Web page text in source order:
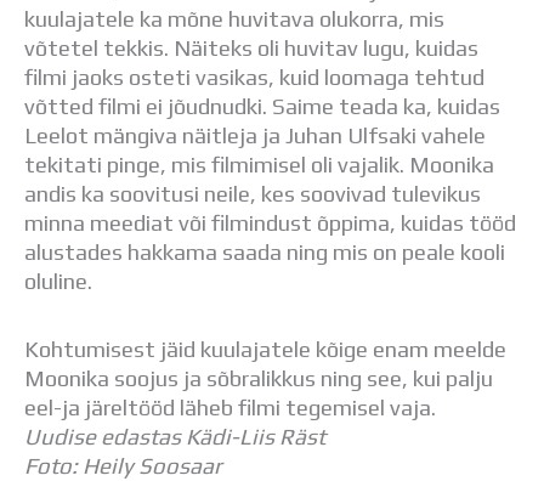
Õppekava
Ainepassid
Huviringid
Õpilastööd (UPT)
Distantsõpe
Kodukord
Projektid
ÜLDINFO
Sisseastumine
Uudised
Lapsevanemale
Vilistlastele
Toitlustamine
Virtuaaltuur
kuulajatele ka mõne huvitava olukorra, mis
võtetel tekkis. Näiteks oli huvitav lugu, kuidas
filmi jaoks osteti vasikas, kuid loomaga tehtud
võtted filmi ei jõudnudki. Saime teada ka, kuidas
Leelot mängiva näitleja ja Juhan Ulfsaki vahele
tekitati pinge, mis filmimisel oli vajalik. Moonika
andis ka soovitusi neile, kes soovivad tulevikus
minna meediat või filmindust õppima, kuidas tööd
alustades hakkama saada ning mis on peale kooli
oluline.
Kohtumisest jäid kuulajatele kõige enam meelde
Moonika soojus ja sõbralikkus ning see, kui palju
eel-ja järeltööd läheb filmi tegemisel vaja.
Uudise edastas Kädi-Liis Räst
Foto: Heily Soosaar